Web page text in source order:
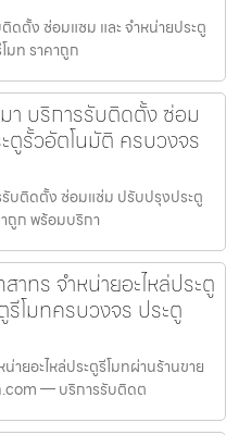
ดตั้ง ซ่อมแซม และ จำหน่ายประตู
มท ราคาถูก
า บริการรับติดตั้ง ซ่อม
ตูรั้วอัตโนมัติ ครบวงจร
รับติดตั้ง ซ่อมแซ่ม ปรับปรุงประตู
ถูก พร้อมบริกา
าทร จำหน่ายอะไหล่ประตู
รีโมทครบวงจร ประตู
ายอะไหล่ประตูรีโมทผ่านร้านขาย
.com — บริการรับติดต